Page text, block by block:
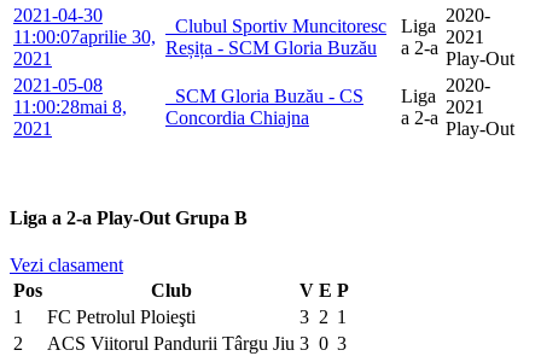
2021-04-30
11:00:07aprilie 30,
2021
Clubul Sportiv Muncitoresc
Reșița - SCM Gloria Buzău
Liga
a 2-a
2020-
2021
Play-Out
2021-05-08
11:00:28mai 8,
2021
SCM Gloria Buzău - CS
Concordia Chiajna
Liga
a 2-a
2020-
2021
Play-Out
Liga a 2-a Play-Out Grupa B
Vezi clasament
Pos
Club V E P
1
FC Petrolul Ploieşti 3 2 1
2
ACS Viitorul Pandurii Târgu Jiu 3 0 3